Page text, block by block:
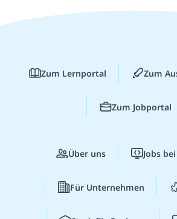
Zum Lernportal Zum
Zum Jobportal
Über uns Jobs
Für Unternehmen